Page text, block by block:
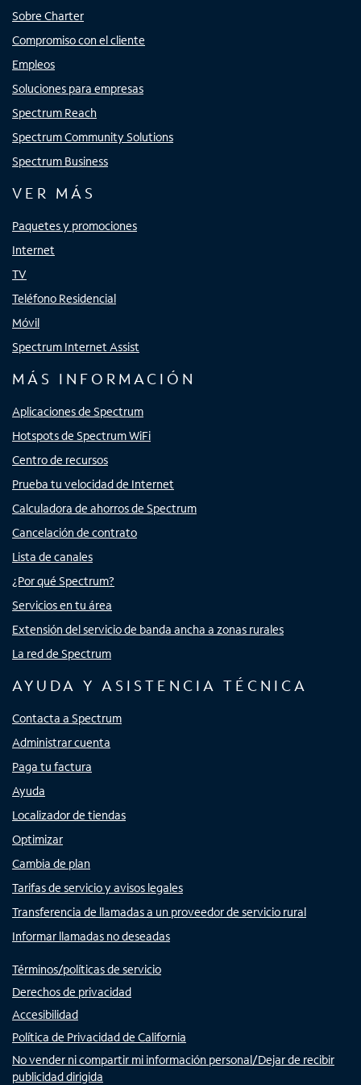
Sobre Charter
Compromiso con el cliente
Empleos
Soluciones para empresas
Spectrum Reach
Spectrum Community Solutions
Spectrum Business
VER MÁS
Paquetes y promociones
Internet
TV
Teléfono Residencial
Móvil
Spectrum Internet Assist
MÁS INFORMACIÓN
Aplicaciones de Spectrum
Hotspots de Spectrum WiFi
Centro de recursos
Prueba tu velocidad de Internet
Calculadora de ahorros de Spectrum
Cancelación de contrato
Lista de canales
¿Por qué Spectrum?
Servicios en tu área
Extensión del servicio de banda ancha a zonas rurales
La red de Spectrum
AYUDA Y ASISTENCIA TÉCNICA
Contacta a Spectrum
Administrar cuenta
Paga tu factura
Ayuda
Localizador de tiendas
Optimizar
Cambia de plan
Tarifas de servicio y avisos legales
Transferencia de llamadas a un proveedor de servicio rural
Informar llamadas no deseadas
Términos/políticas de servicio
Derechos de privacidad
Accesibilidad
Política de Privacidad de California
No vender ni compartir mi información personal/Dejar de recibir
publicidad dirigida